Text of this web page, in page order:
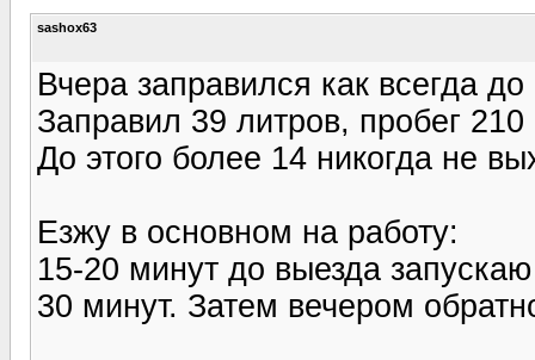
sashox63
Вчера заправился как всегда
Заправил 39 литров, пробег
До этого более 14 никогда не
Езжу в основном на работу:
15-20 минут до выезда
30 минут. Затем вечером